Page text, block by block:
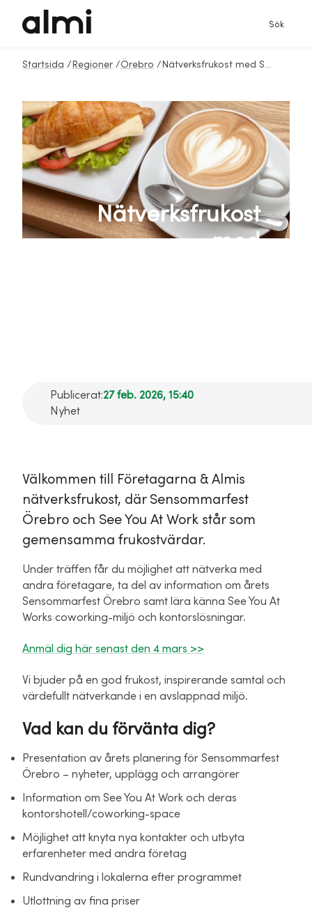
Sök
Startsida / Regioner /Örebro / Nätverksfrukost med Sensommarfest Örebro
Nätverksfrukost
med
Publicerat:27 feb. 2026, 15:40
Nyhet
Välkommen till Företagarna & Almis
nätverksfrukost, där Sensommarfest
Örebro och See You At Work står som
gemensamma frukostvärdar.
Under träffen får du möjlighet att nätverka med
andra företagare, ta del av information om årets
Sensommarfest Örebro samt lära känna See You At
Works coworking-miljö och kontorslösningar.
Anmäl dig här senast den 4 mars >>
Vi bjuder på en god frukost, inspirerande samtal och
värdefullt nätverkande i en avslappnad miljö.
Vad kan du förvänta dig?
Presentation av årets planering för Sensommarfest
Örebro – nyheter, upplägg och arrangörer
Information om See You At Work och deras
kontorshotell/coworking-space
Möjlighet att knyta nya kontakter och utbyta
erfarenheter med andra företag
Rundvandring i lokalerna efter programmet
Utlottning av fina priser